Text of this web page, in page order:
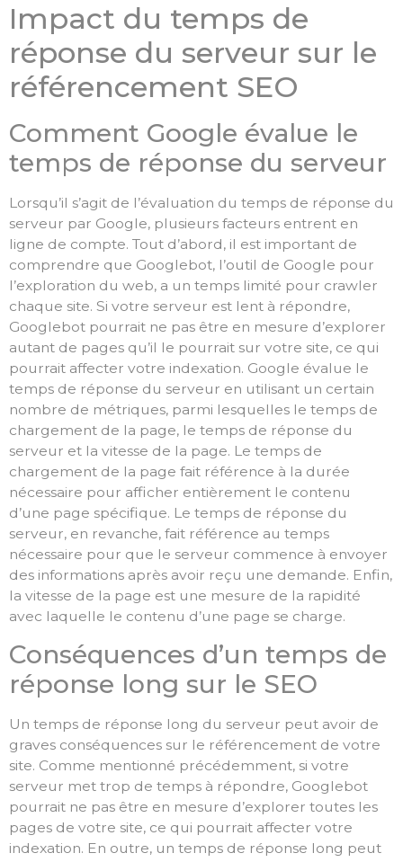
Impact du temps de
réponse du serveur sur le
référencement SEO
Comment Google évalue le
temps de réponse du serveur
Lorsqu’il s’agit de l’évaluation du temps de réponse du
serveur par Google, plusieurs facteurs entrent en
ligne de compte. Tout d’abord, il est important de
comprendre que Googlebot, l’outil de Google pour
l’exploration du web, a un temps limité pour crawler
chaque site. Si votre serveur est lent à répondre,
Googlebot pourrait ne pas être en mesure d’explorer
autant de pages qu’il le pourrait sur votre site, ce qui
pourrait affecter votre indexation. Google évalue le
temps de réponse du serveur en utilisant un certain
nombre de métriques, parmi lesquelles le temps de
chargement de la page, le temps de réponse du
serveur et la vitesse de la page. Le temps de
chargement de la page fait référence à la durée
nécessaire pour afficher entièrement le contenu
d’une page spécifique. Le temps de réponse du
serveur, en revanche, fait référence au temps
nécessaire pour que le serveur commence à envoyer
des informations après avoir reçu une demande. Enfin,
la vitesse de la page est une mesure de la rapidité
avec laquelle le contenu d’une page se charge.
Conséquences d’un temps de
réponse long sur le SEO
Un temps de réponse long du serveur peut avoir de
graves conséquences sur le référencement de votre
site. Comme mentionné précédemment, si votre
serveur met trop de temps à répondre, Googlebot
pourrait ne pas être en mesure d’explorer toutes les
pages de votre site, ce qui pourrait affecter votre
indexation. En outre, un temps de réponse long peut